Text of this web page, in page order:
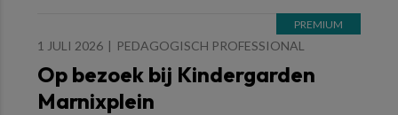
1 JULI 2026 PEDAGOGISCH PROFESSIONAL
Op bezoek bij Kindergarden
Marnixplein